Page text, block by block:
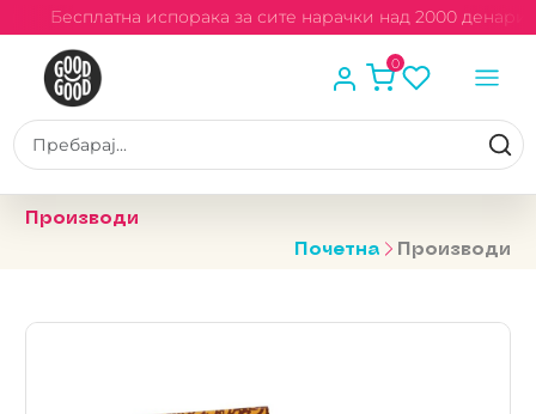
Бесплатна испорака за сите нарачки над 2000 денари
0
Производи
Почетна
Производи